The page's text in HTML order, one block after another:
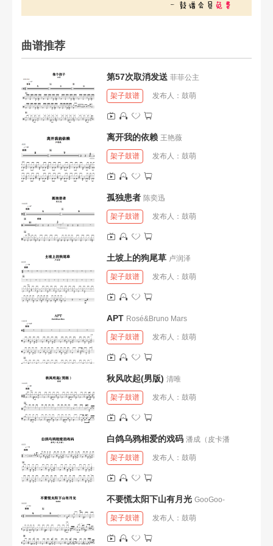
曲谱推荐
第57次取消发送 菲菲公主
架子鼓谱 发布人： 鼓萌
离开我的依赖 王艳薇
架子鼓谱 发布人： 鼓萌
孤独患者 陈奕迅
架子鼓谱 发布人： 鼓萌
土坡上的狗尾草 卢润泽
架子鼓谱 发布人： 鼓萌
APT Rosé&Bruno Mars
架子鼓谱 发布人： 鼓萌
秋风吹起(男版) 清唯
架子鼓谱 发布人： 鼓萌
白鸽乌鸦相爱的戏码 潘成（皮卡潘
架子鼓谱 发布人： 鼓萌
不要慌太阳下山有月光 GooGoo-
架子鼓谱 发布人： 鼓萌